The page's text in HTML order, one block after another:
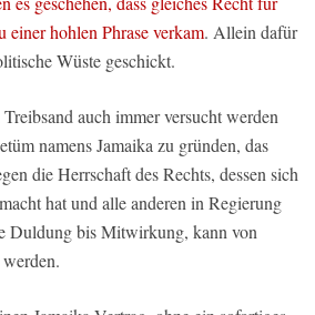
hohlen Phrase verkam. Allein dafür
Wüste geschickt.
auch immer versucht werden
namens Jamaika zu gründen, das
die Herrschaft des Rechts, dessen sich
hat und alle anderen in Regierung
Duldung bis Mitwirkung, kann von